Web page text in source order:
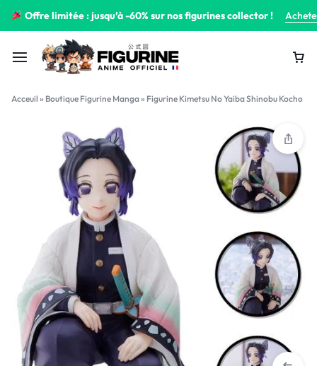
Offre limitée : jusqu’à -60% sur nos figurines collector !
Acceuil » Boutique Figurine Manga» Figurine Kimetsu No Yaiba Shinobu Kocho